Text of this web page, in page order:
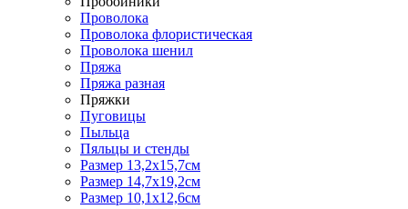
Проволока
Проволока флористическая
Проволока шенил
Пряжа
Пряжа разная
Пряжки
Пуговицы
Пыльца
Пяльцы и стенды
Размер 13,2х15,7см
Размер 14,7х19,2см
Размер 10,1х12,6см